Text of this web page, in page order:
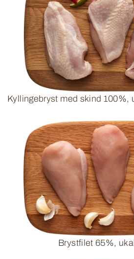
Kyllingebryst med skind 100%,
Brystfilet 65%,